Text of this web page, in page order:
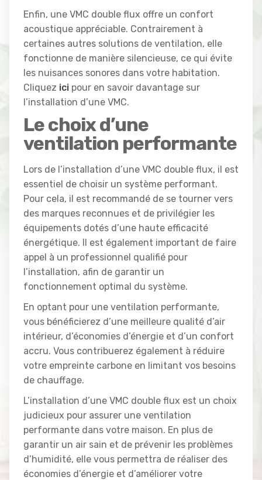
Enfin, une VMC double flux offre un confort
acoustique appréciable. Contrairement à
certaines autres solutions de ventilation, elle
fonctionne de manière silencieuse, ce qui évite
les nuisances sonores dans votre habitation.
Cliquez ici pour en savoir davantage sur
l’installation d’une VMC.
Le choix d’une
ventilation performante
Lors de l’installation d’une VMC double flux, il est
essentiel de choisir un système performant.
Pour cela, il est recommandé de se tourner vers
des marques reconnues et de privilégier les
équipements dotés d’une haute efficacité
énergétique. Il est également important de faire
appel à un professionnel qualifié pour
l’installation, afin de garantir un
fonctionnement optimal du système.
En optant pour une ventilation performante,
vous bénéficierez d’une meilleure qualité d’air
intérieur, d’économies d’énergie et d’un confort
accru. Vous contribuerez également à réduire
votre empreinte carbone en limitant vos besoins
de chauffage.
L’installation d’une VMC double flux est un choix
judicieux pour assurer une ventilation
performante dans votre maison. En plus de
garantir un air sain et de prévenir les problèmes
d’humidité, elle vous permettra de réaliser des
économies d’énergie et d’améliorer votre